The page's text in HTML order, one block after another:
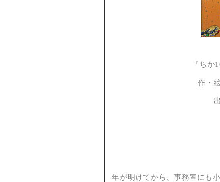
『ちか
作・
年が明けてから、事務室にも